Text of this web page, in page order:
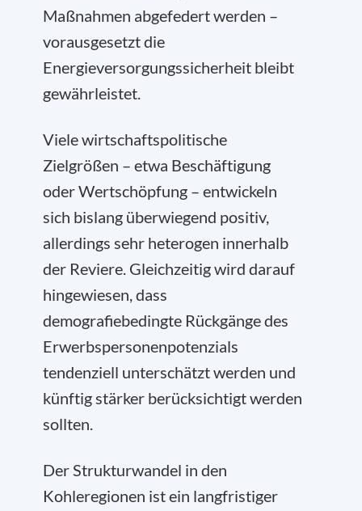
Maßnahmen abgefedert werden –
vorausgesetzt die
Energieversorgungssicherheit bleibt
gewährleistet.
Viele wirtschaftspolitische
Zielgrößen – etwa Beschäftigung
oder Wertschöpfung – entwickeln
sich bislang überwiegend positiv,
allerdings sehr heterogen innerhalb
der Reviere. Gleichzeitig wird darauf
hingewiesen, dass
demografiebedingte Rückgänge des
Erwerbspersonenpotenzials
tendenziell unterschätzt werden und
künftig stärker berücksichtigt werden
sollten.
Der Strukturwandel in den
Kohleregionen ist ein langfristiger